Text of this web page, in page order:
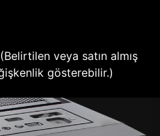
veya satın almış
gösterebilir.)